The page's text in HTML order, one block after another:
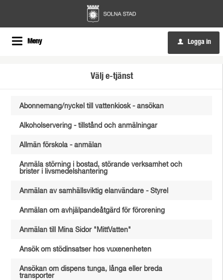
Meny u Logga in
Välj e-tjänst
Abonnemang/nyckel till vattenkiosk - ansökan
Alkoholservering - tillstånd och anmälningar
Allmän förskola - anmälan
Anmäla störning i bostad, störande verksamhet och
brister i livsmedelshantering
Anmälan av samhällsviktig elanvändare - Styrel
Anmälan om avhjälpandeåtgärd för förorening
Anmälan till Mina Sidor "MittVatten"
Ansök om stödinsatser hos vuxenenheten
Ansökan om dispens tunga, långa eller breda
transporter